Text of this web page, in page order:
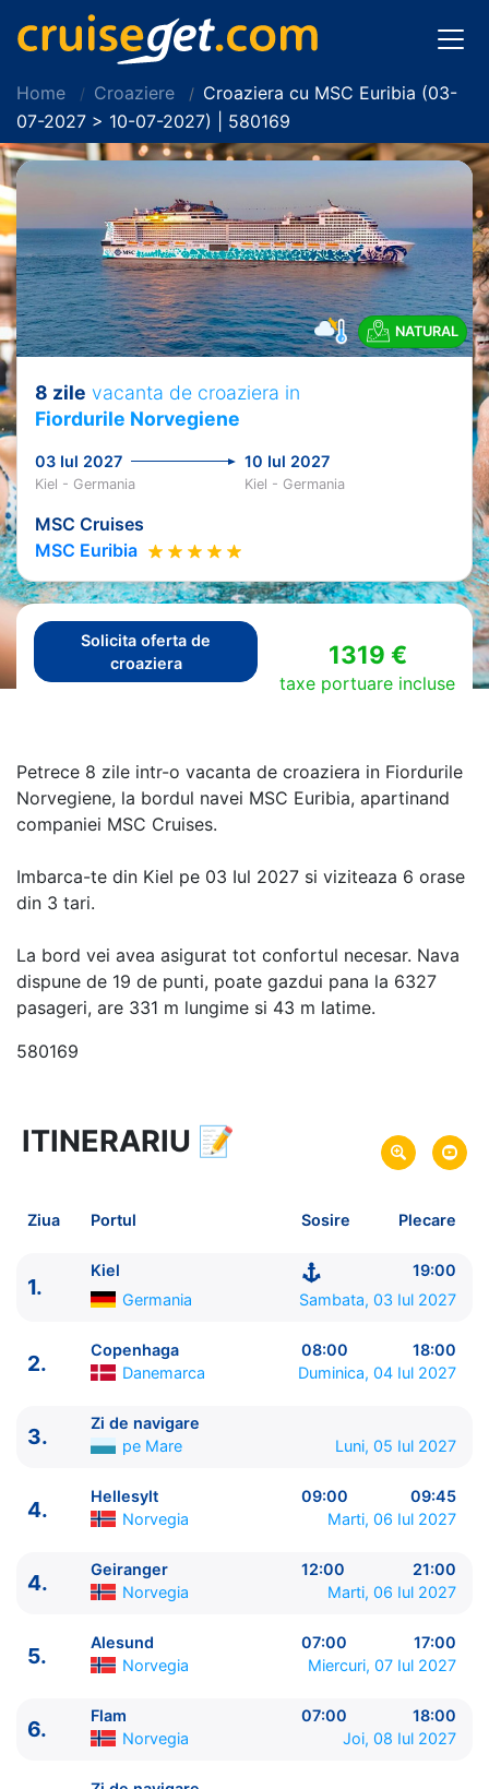
Home Croaziere
Croaziera cu MSC Euribia (03-
07-2027 > 10-07-2027) | 580169
NATURAL
8 zile vacanta de croaziera in
Fiordurile Norvegiene
03 Iul 2027 10 Iul 2027
Kiel - Germania Kiel - Germania
MSC Cruises
MSC Euribia
Solicita oferta de
croaziera
1319 €
taxe portuare incluse
Petrece 8 zile intr-o vacanta de croaziera in Fiordurile
Norvegiene, la bordul navei MSC Euribia, apartinand
companiei MSC Cruises.
Imbarca-te din Kiel pe 03 Iul 2027 si viziteaza 6 orase
din 3 tari.
La bord vei avea asigurat tot confortul necesar. Nava
dispune de 19 de punti, poate gazdui pana la 6327
pasageri, are 331 m lungime si 43 m latime.
580169
8 zile vacanta de croaziera in
Fiordurile Norvegiene -link oferta
Plecare pe 03 Iul 2027 Germania
MSC Cruises
ITINERARIU
Ziua | Portul | Sosire - Plecare
----------------------------------------
1. Kiel Germania ⚓ - 19:00
Zi de navigare
0:00 - 0:00
4.
Hellesylt Norvegia
ITINERARIU 📝
Ziua Portul Sosire Plecare
1.
Kiel
19:00
Germania
Sambata, 03 Iul 2027
2.
Copenhaga 08:00
18:00
Danemarca
Duminica, 04 Iul 2027
3.
Zi de navigare
pe Mare
Luni, 05 Iul 2027
4.
Hellesylt 09:00
09:45
Norvegia
Marti, 06 Iul 2027
4.
Geiranger 12:00
21:00
Norvegia
Marti, 06 Iul 2027
5.
Alesund 07:00
17:00
Norvegia
Miercuri, 07 Iul 2027
6.
Flam 07:00
18:00
Norvegia
Joi, 08 Iul 2027